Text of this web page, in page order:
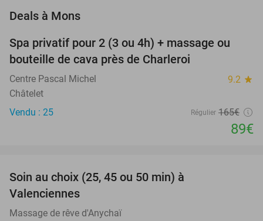
Deals à Mons
46%
Spa privatif pour 2 (3 ou 4h) + massage ou
bouteille de cava près de Charleroi
Centre Pascal Michel 9.2 star
Châtelet
Vendu : 25
Régulier 165€
89€
TODAY
Soin au choix (25, 45 ou 50 min) à
Valenciennes
Massage de rêve d'Anychaï